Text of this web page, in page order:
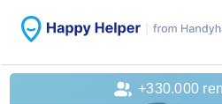
+330.000